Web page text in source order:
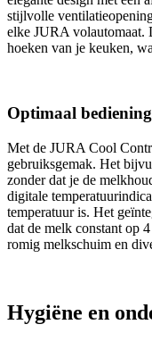
stijlvolle
elke JURA volautomaat.
hoeken van je keuken,
Optimaal
Met de JURA Cool
gebruiksgemak. Het
zonder dat je de
digitale
temperatuur is. Het
dat de melk constant op
romig melkschuim en
Hygiëne en